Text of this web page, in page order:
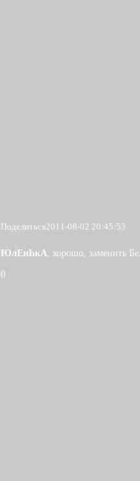
Поделиться2011-08-02 20:45:53
ЮлЕнЬкА, хорошо, заменить
0